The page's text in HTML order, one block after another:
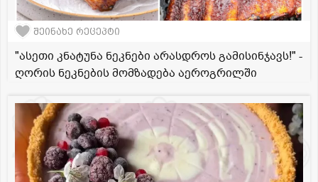
შეინახე რეცეპტი
"ასეთი კნატუნა ნეკნები არასდროს გამისინჯავს!" -
ღორის ნეკნების მომზადება აეროგრილში